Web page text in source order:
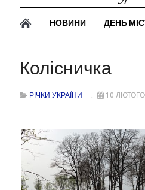
НОВИНИ ДЕНЬ
Колісничка
РІЧКИ УКРАЇНИ 10